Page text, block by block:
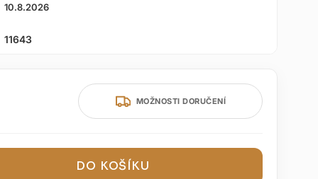
10.8.2026
11643
MOŽNOSTI DORUČENÍ
DO KOŠÍKU